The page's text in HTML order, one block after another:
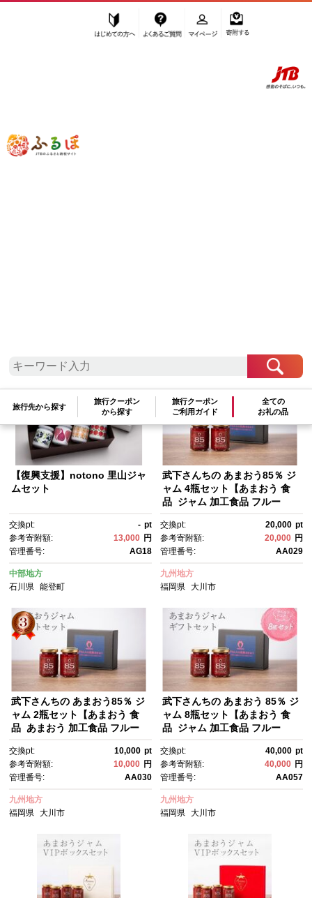
ふるぽ JTBのふるさと納税サイト
旅行先から探す
旅行クーポン
から探す
旅行クーポン
ご利用ガイド
全ての
お礼の品
「ふるさと納税」TOP
いちご
参考寄附額順
【復興支援】notono 里山ジャ
ムセット
交換pt: - pt
参考寄附額:
13,000 円
管理番号:
AG18
中部地方
石川県
能登町
武下さんちの あまおう85％ ジ
ャム 4瓶セット【あまおう 食
品 ジャム 加工食品 フルー
の ジャム 食品 ジャム 人気 お
すすめ ジャム 送料無料 福岡
県 大川市 AA029】
交換pt: 20,000 pt
参考寄附額:
20,000 円
管理番号:
AA029
九州地方
福岡県 大川市
武下さんちの あまおう85％ ジ
ャム 2瓶セット【あまおう 食
品 あまおう 加工食品 フルー
もの あまおう 食品 人気 おすす
め 送料無料 福岡県 大川市 AA0
30】
交換pt: 10,000 pt
参考寄附額:
10,000 円
管理番号:
AA030
九州地方
福岡県
大川市
武下さんちの あまおう 85％ ジ
ャム 8瓶セット【あまおう 食
品 ジャム 加工食品 フルー
の ジャム 食品 ジャム 人気 お
すすめ ジャム 送料無料 福岡
県 大川市 AA057】
交換pt: 40,000 pt
参考寄附額:
40,000 円
管理番号:
AA057
九州地方
福岡県 大川市